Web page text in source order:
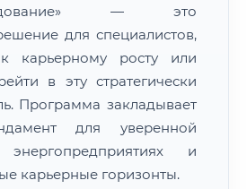
— это
для специалистов,
карьерному росту или
в эту стратегически
Программа закладывает
для уверенной
и
карьерные горизонты.